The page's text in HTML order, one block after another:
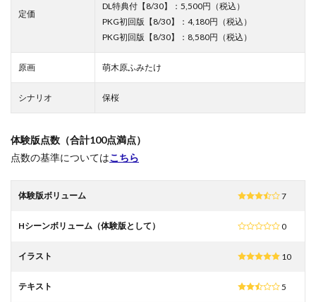
定価
DL特典付【8/30】：5,500円（税込）
PKG初回版【8/30】：4,180円（税込）
PKG初回版【8/30】：8,580円（税込）
原画 萌木原ふみたけ
シナリオ 保桜
体験版点数（合計100点満点）
点数の基準についてはこちら
体験版ボリューム 7
Hシーンボリューム（体験版として） 0
イラスト 10
テキスト 5